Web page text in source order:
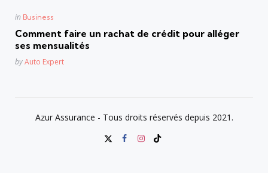
Posted
in Business
Comment faire un rachat de crédit pour alléger
ses mensualités
Posted
byAuto Expert
Azur Assurance - Tous droits réservés depuis 2021.